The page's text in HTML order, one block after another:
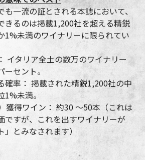
一流の証とされる本誌において、
きるのは掲載1,200社を超える精鋭
1%未満のワイナリーに限られてい
イタリア全土の数万のワイナリー
セント。
確率： 掲載された精鋭1,200社の中
1%未満。
獲得ワイン： 約30 〜50本（これは
ですが、これを出すワイナリーが
」とみなされます）